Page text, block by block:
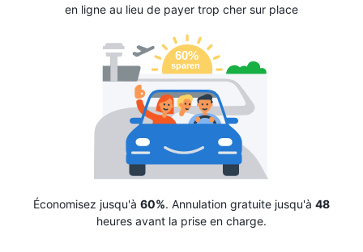
en ligne au lieu de payer trop cher sur place
Économisez jusqu'à 60%. Annulation gratuite jusqu'à 48
heures avant la prise en charge.